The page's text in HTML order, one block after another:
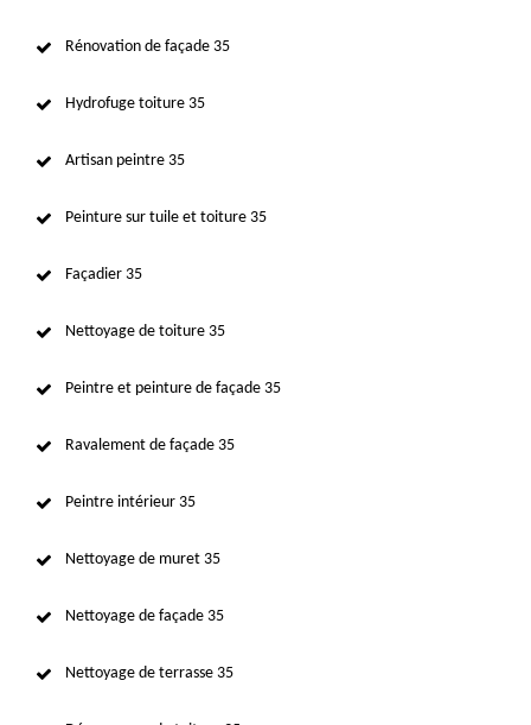
Rénovation de façade 35
Hydrofuge toiture 35
Artisan peintre 35
Peinture sur tuile et toiture 35
Façadier 35
Nettoyage de toiture 35
Peintre et peinture de façade 35
Ravalement de façade 35
Peintre intérieur 35
Nettoyage de muret 35
Nettoyage de façade 35
Nettoyage de terrasse 35